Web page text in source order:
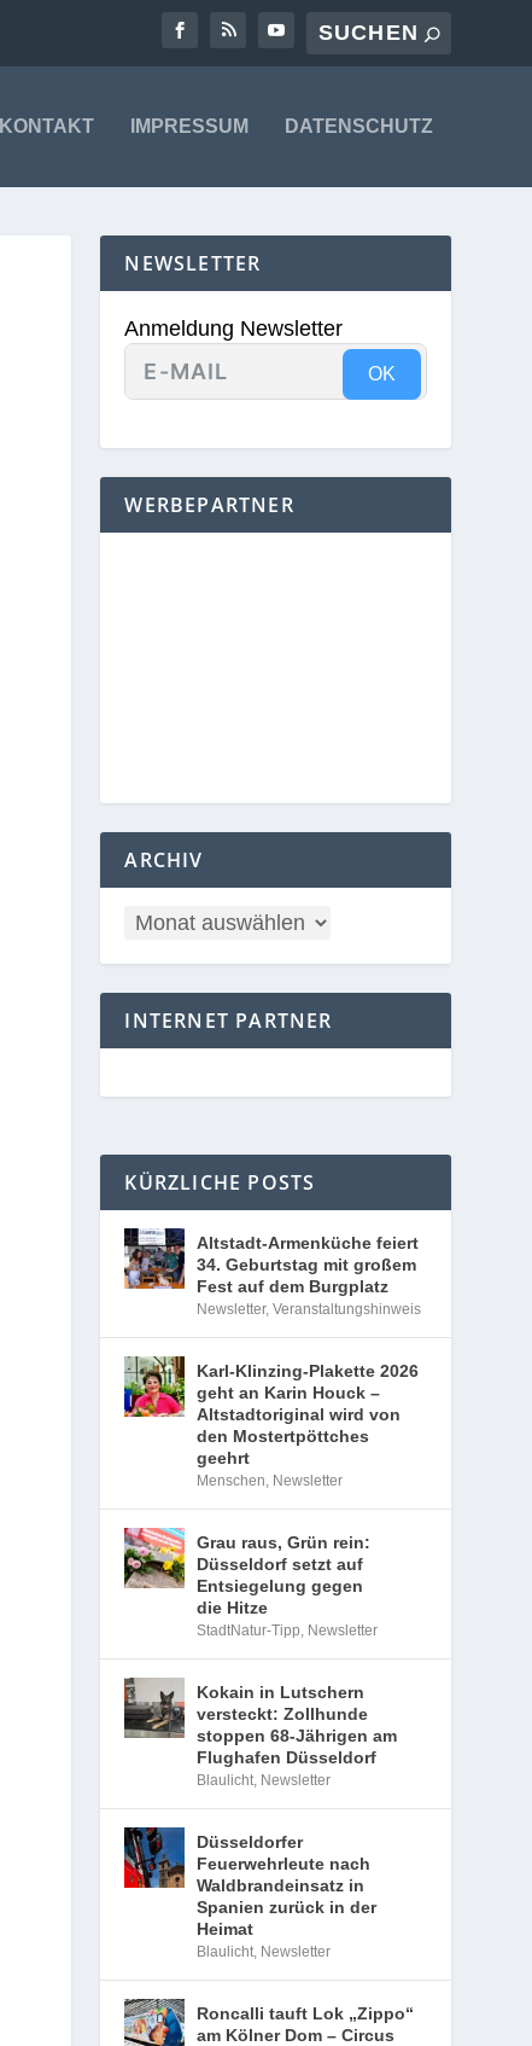
KONTAKT IMPRESSUM DATENSCHUTZ
NEWSLETTER
Anmeldung Newsletter
OK
WERBEPARTNER
ARCHIV
INTERNET PARTNER
KÜRZLICHE POSTS
Altstadt-Armenküche feiert
34. Geburtstag mit großem
Fest auf dem Burgplatz
Newsletter,Veranstaltungshinweis
Karl-Klinzing-Plakette 2026
geht an Karin Houck –
Altstadtoriginal wird von
den Mostertpöttches
geehrt
Menschen, Newsletter
Grau raus, Grün rein:
Düsseldorf setzt auf
Entsiegelung gegen
die Hitze
StadtNatur-Tipp, Newsletter
Kokain in Lutschern
versteckt: Zollhunde
stoppen 68-Jährigen am
Flughafen Düsseldorf
Blaulicht, Newsletter
Düsseldorfer
Feuerwehrleute nach
Waldbrandeinsatz in
Spanien zurück in der
Heimat
Blaulicht, Newsletter
Roncalli tauft Lok „Zippo“
am Kölner Dom – Circus